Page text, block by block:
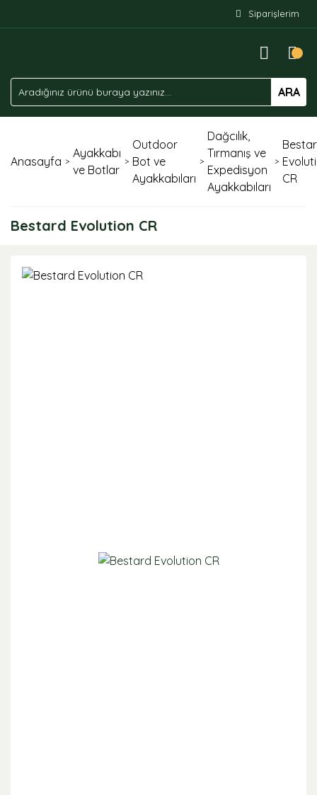
Siparişlerim
ARA
Anasayfa
Ayakkabı
ve Botlar
Outdoor
Bot ve
Ayakkabıları
Dağcılık,
Tırmanış ve
Expedisyon
Ayakkabıları
CR
Bestard Evolution CR